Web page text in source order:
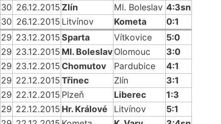
30 26.12.2015 Zlín Ml. Boleslav 4:3sn
30 26.12.2015 Litvínov Kometa
0:1
29 23.12.2015Sparta Vítkovice
5:0
29 23.12.2015 Ml. BoleslavOlomouc
3:0
29 23.12.2015 Chomutov Pardubice
4:1
29 22.12.2015Třinec Zlín
3:1
29 22.12.2015 Plzeň Liberec
1:3
29 22.12.2015 Hr. Králové Litvínov
5:1